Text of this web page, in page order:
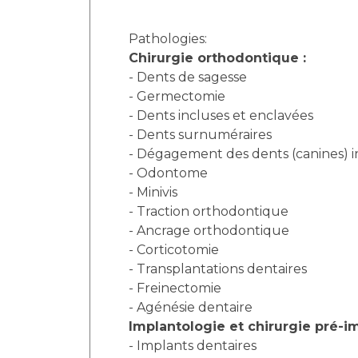
Pathologies:
Chirurgie orthodontique :
- Dents de sagesse
- Germectomie
- Dents incluses et enclavées
- Dents surnuméraires
- Dégagement des dents (canines)
- Odontome
- Minivis
- Traction orthodontique
- Ancrage orthodontique
- Corticotomie
- Transplantations dentaires
- Freinectomie
- Agénésie dentaire
Implantologie et chirurgie pré-
- Implants dentaires